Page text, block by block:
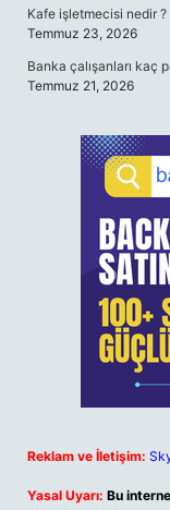
Kafe işletmecisi nedir ?
Temmuz 23, 2026
Banka çalışanları kaç
Temmuz 21, 2026
Reklam ve İletişim:
Yasal Uyarı: Bu